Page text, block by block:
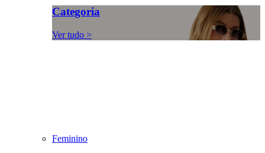
Categoria
Ver tudo >
Feminino